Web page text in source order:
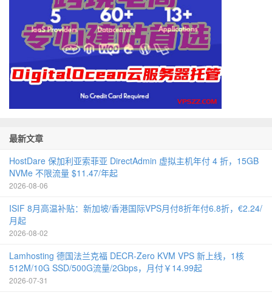
最新文章
HostDare 保加利亚索菲亚 DirectAdmin 虚拟主机年付 4 折，15GB
NVMe 不限流量 $11.47/年起
2026-08-06
ISIF 8月高温补贴：新加坡/香港国际VPS月付8折年付6.8折，€2.24/
月起
2026-08-02
Lamhosting 德国法兰克福 DECR-Zero KVM VPS 新上线，1核
512M/10G SSD/500G流量/2Gbps，月付￥14.99起
2026-07-31